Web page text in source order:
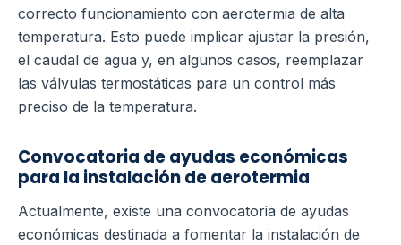
correcto funcionamiento con aerotermia de alta
temperatura. Esto puede implicar ajustar la presión,
el caudal de agua y, en algunos casos, reemplazar
las válvulas termostáticas para un control más
preciso de la temperatura.
Convocatoria de ayudas económicas
para la instalación de aerotermia
Actualmente, existe una convocatoria de ayudas
económicas destinada a fomentar la instalación de